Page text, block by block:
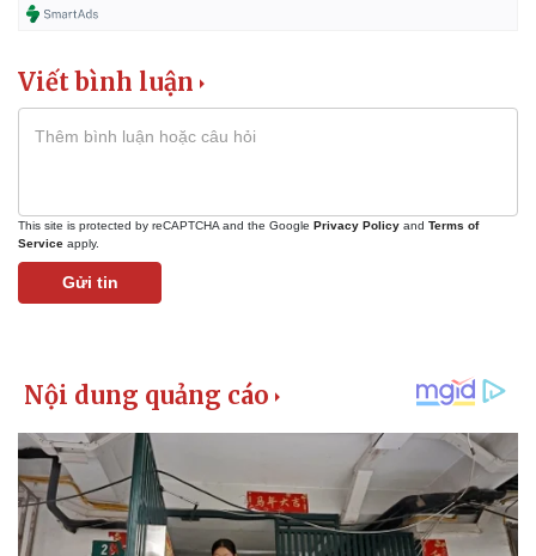
Viết bình luận
This site is protected by reCAPTCHA and the Google Privacy Policy and Terms of
Service apply.
Gửi tin